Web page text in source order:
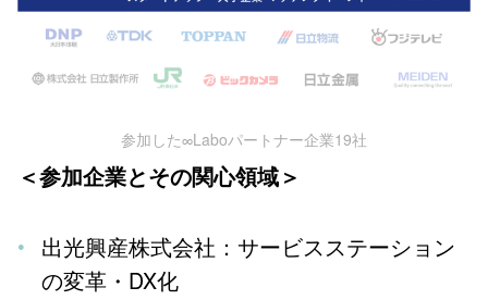
参加した∞Laboパートナー企業19社
＜参加企業とその関心領域＞
出光興産株式会社：サービスステーション
の変革・DX化